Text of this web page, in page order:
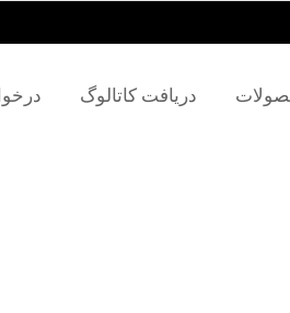
دریافت کاتالوگ